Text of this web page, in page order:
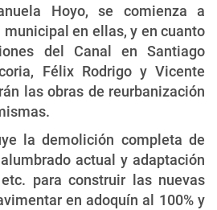
Hoyo, se comienza a
en ellas, y en cuanto
del Canal en Santiago
Félix Rodrigo y Vicente
las obras de reurbanización
la demolición completa de
actual y adaptación
para construir las nuevas
en adoquín al 100% y